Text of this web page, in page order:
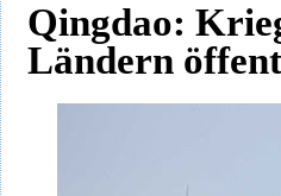
Qingdao:
Ländern